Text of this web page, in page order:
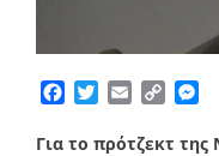
Facebook
TwitterEmailCopy
Για το πρότζεκτ